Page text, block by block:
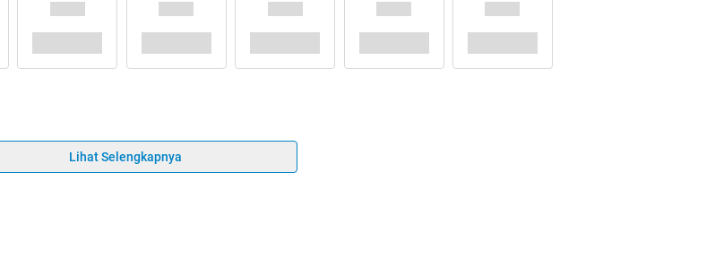
Lihat Selengkapnya